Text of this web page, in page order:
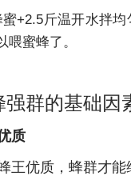
蜜+2.5斤温开水拌
喂蜜蜂了。
强群的基础因
质
王优质，蜂群才